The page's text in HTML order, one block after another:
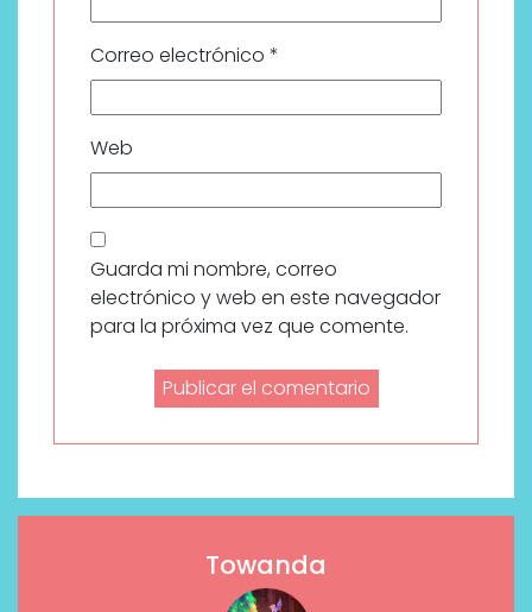
Correo electrónico *
Web
Guarda mi nombre, correo
electrónico y web en este navegador
para la próxima vez que comente.
Towanda